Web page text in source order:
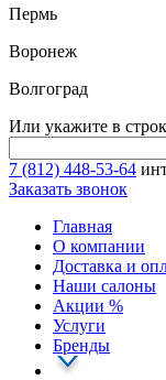
Пермь
Воронеж
Волгоград
Или укажите в
7 (812) 448-53-64
Заказать звонок
Главная
О компании
Доставка и
Наши cалоны
Акции %
Услуги
Бренды